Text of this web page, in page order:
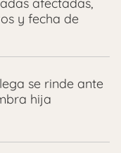
y fecha de
se rinde ante
hija